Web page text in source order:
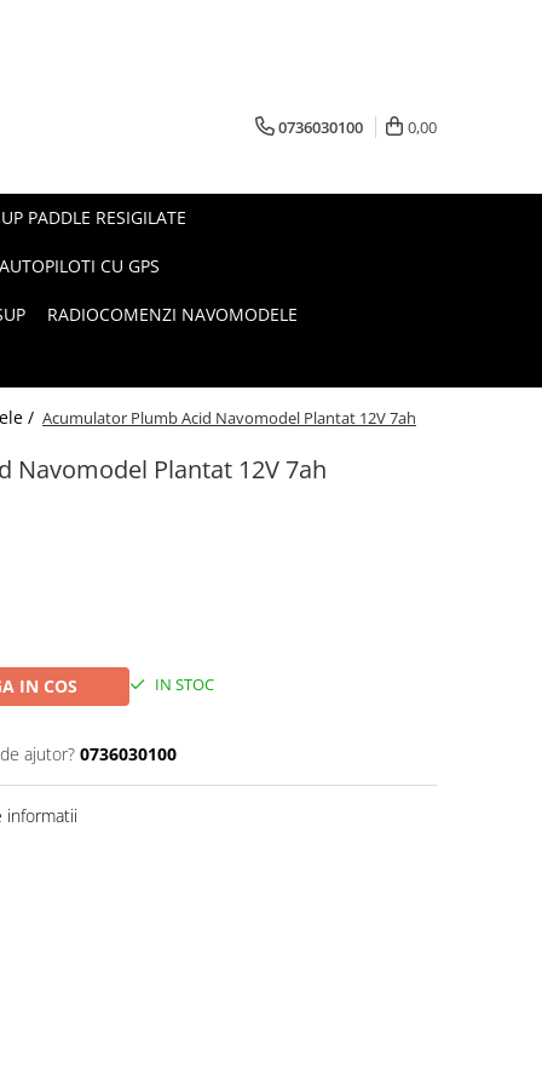
0736030100 0,00
PADDLE RESIGILATE
AUTOPILOTI CU GPS
RADIOCOMENZI NAVOMODELE
/ Acumulator Plumb Acid Navomodel Plantat 12V 7ah
Navomodel Plantat 12V 7ah
IN COS IN STOC
ajutor? 0736030100
informatii